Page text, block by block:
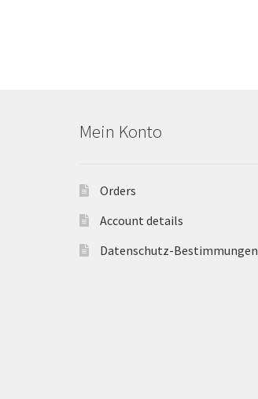
Mein Konto
Orders
Account details
Datenschutz-Bestimmungen